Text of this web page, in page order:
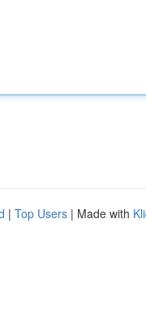
| Top Users | Made with